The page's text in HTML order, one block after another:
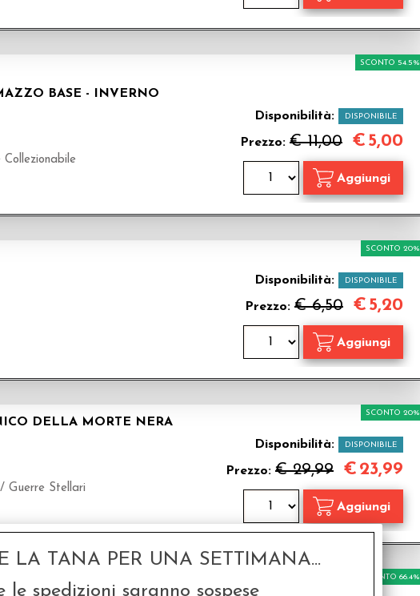
BASE - INVERNO
Disponibilità: DISPONIBILE
Prezzo: € 11,00
SCONTO 54.5%
€ 5,00
Disponibilità: DISPONIBILE
Prezzo: € 6,50
SCONTO 20%
€ 5,20
DELLA MORTE NERA
Guerre Stellari
Disponibilità: DISPONIBILE
Prezzo: € 29,99
SCONTO 20%
€ 23,99
SCONTO 66.4%
LA TANA PER UNA SETTIMANA...
le spedizioni saranno sospese